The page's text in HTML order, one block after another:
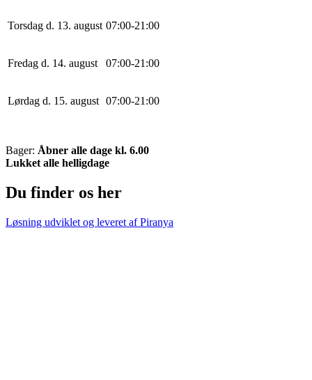
Torsdag d. 13. august 07:00-21 :00
Fredag d. 14. august 07:00-21 :00
Lørdag d. 15. august 07:00-21 :00
Bager: Åbner alle dage kl. 6.00
Lukket alle helligdage
Du finder os her
Løsning udviklet og leveret afPiranya